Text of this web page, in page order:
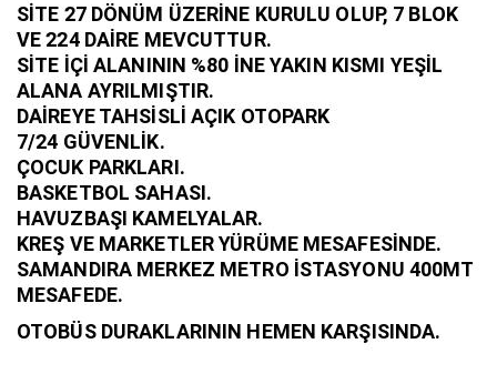
SİTE 27 DÖNÜM ÜZERİNE KURULU OLUP, 7 BLOK
VE 224 DAİRE MEVCUTTUR.
SİTE İÇİ ALANININ %80 İNE YAKIN KISMI YEŞİL
ALANA AYRILMIŞTIR.
DAİREYE TAHSİSLİ AÇIK OTOPARK
7/24 GÜVENLİK.
ÇOCUK PARKLARI.
BASKETBOL SAHASI.
HAVUZBAŞI KAMELYALAR.
KREŞ VE MARKETLER YÜRÜME MESAFESİNDE.
SAMANDIRA MERKEZ METRO İSTASYONU 400MT
MESAFEDE.
OTOBÜS DURAKLARININ HEMEN KARŞISINDA.